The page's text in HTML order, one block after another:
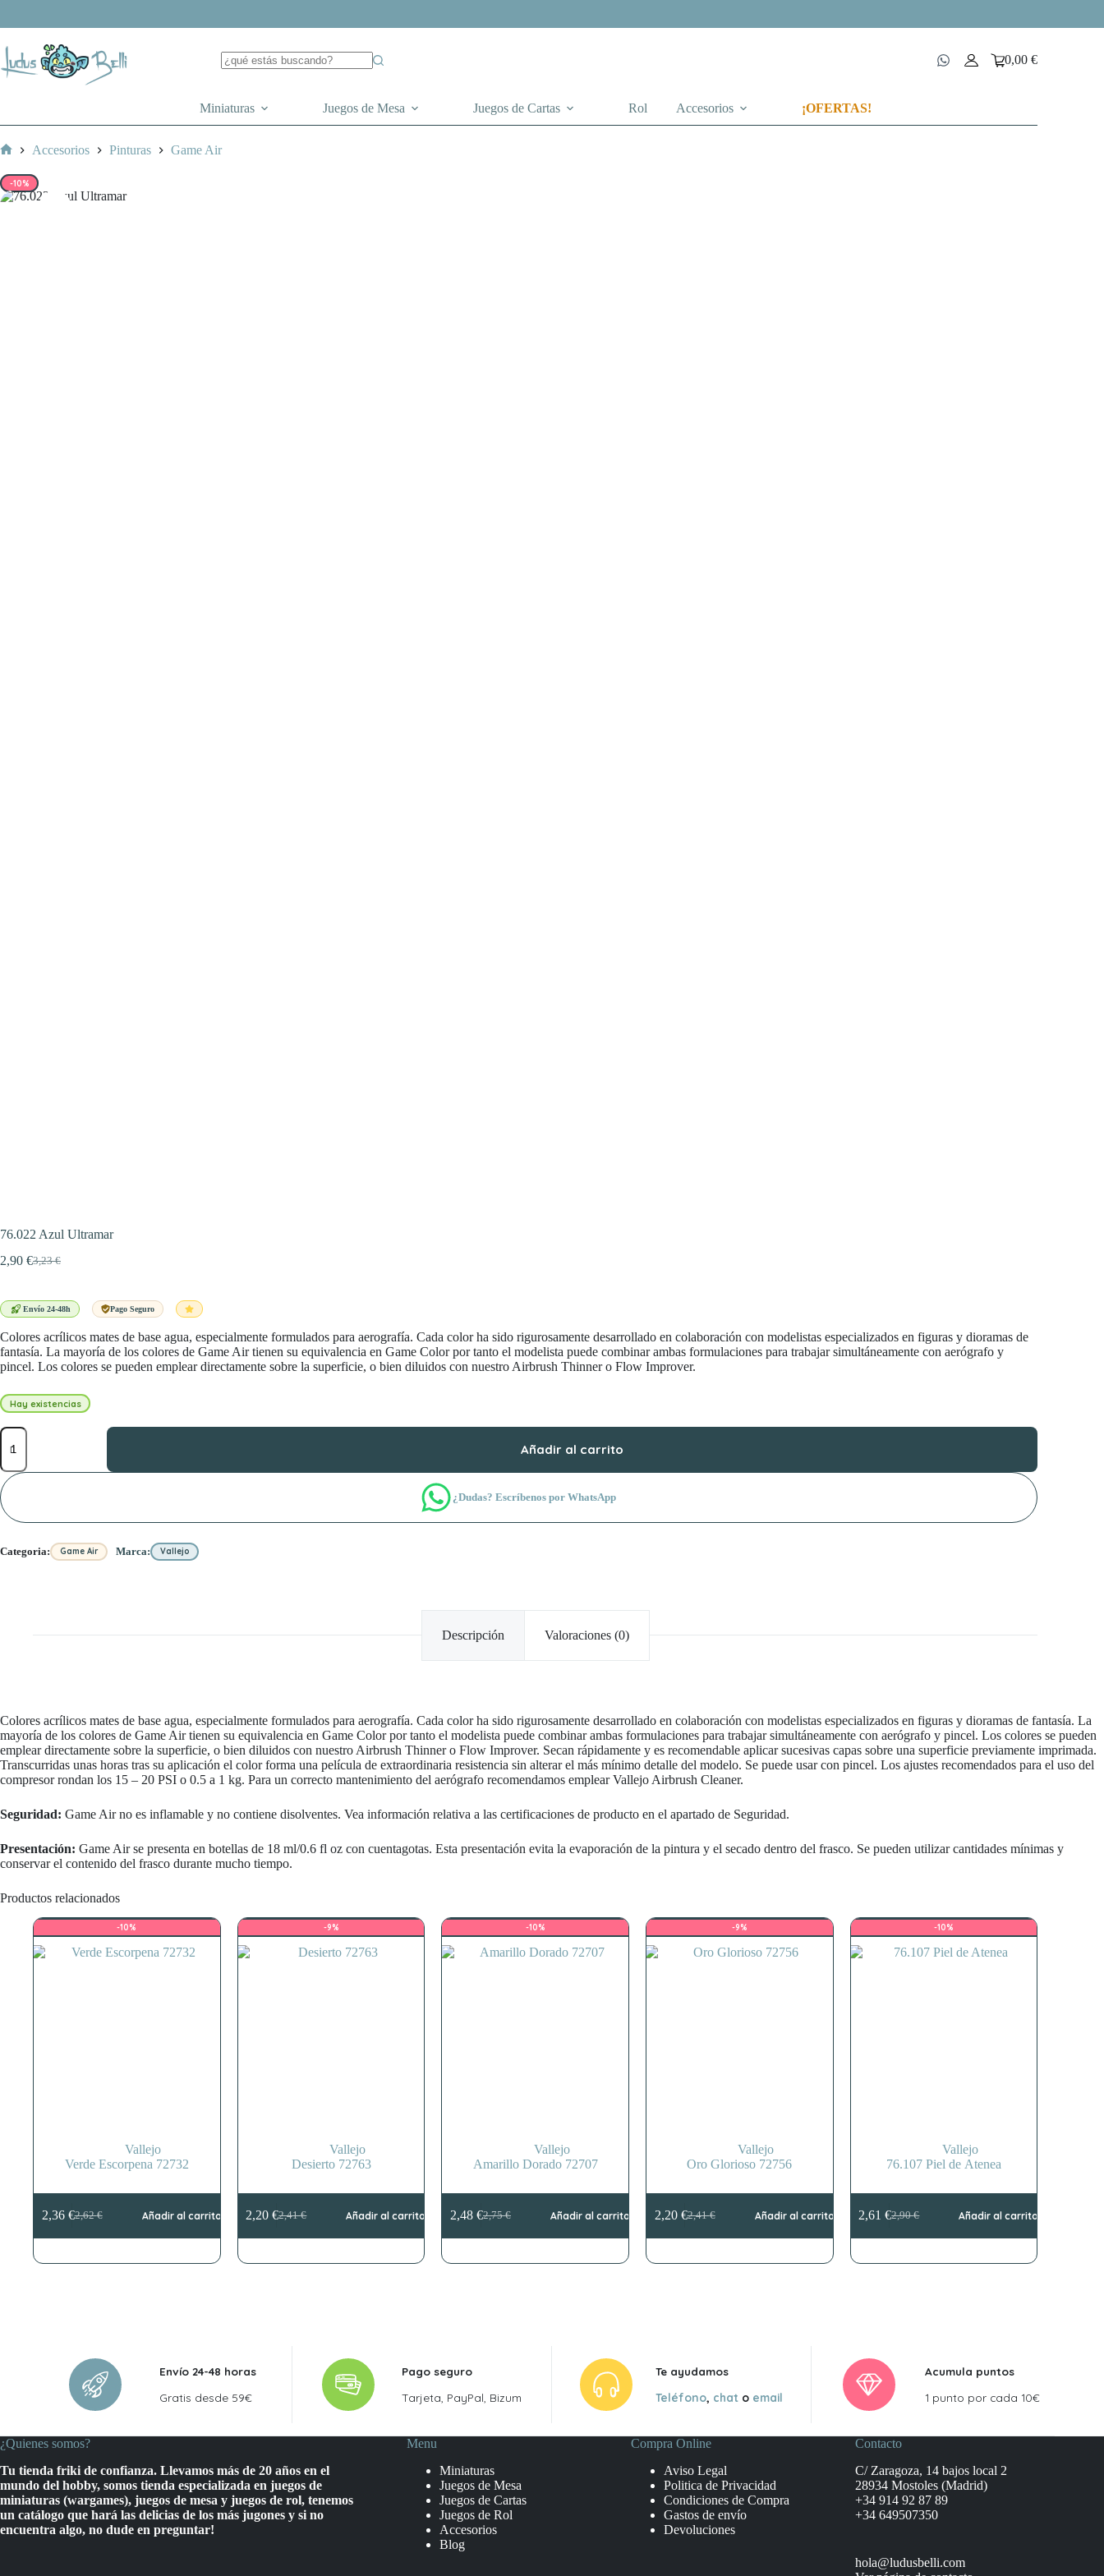
Carro
0,00€
Miniaturas Juegos de Mesa Juegos de Cartas Rol Accesorios ¡OFERTAS!
Accesorios Pinturas Game Air
-10%
76.022 Azul Ultramar
3,23€
El
era:
2,90 €El
es:
Envío 24-48h Pago Seguro
Colores acrílicos mates de base agua, especialmente formulados para aerografía. Cada color ha sido rigurosamente desarrollado en colaboración con modelistas especializados en figuras y dioramas de
fantasía. La mayoría de los colores de Game Air tienen su equivalencia en Game Color por tanto el modelista puede combinar ambas formulaciones para trabajar simultáneamente con aerógrafo y
pincel. Los colores se pueden emplear directamente sobre la superficie, o bien diluidos con nuestro Airbrush Thinner o Flow Improver.
Hay existencias
76.022
Azul
cantidad
Añadir al carrito
¿Dudas? Escríbenos por WhatsApp
Categoria: Game Air Marca: Vallejo
Descripción Valoraciones (0)
Colores acrílicos mates de base agua, especialmente formulados para aerografía. Cada color ha sido rigurosamente desarrollado en colaboración con modelistas especializados en figuras y dioramas de fantasía. La
mayoría de los colores de Game Air tienen su equivalencia en Game Color por tanto el modelista puede combinar ambas formulaciones para trabajar simultáneamente con aerógrafo y pincel. Los colores se pueden
emplear directamente sobre la superficie, o bien diluidos con nuestro Airbrush Thinner o Flow Improver. Secan rápidamente y es recomendable aplicar sucesivas capas sobre una superficie previamente imprimada.
Transcurridas unas horas tras su aplicación el color forma una película de extraordinaria resistencia sin alterar el más mínimo detalle del modelo. Se puede usar con pincel. Los ajustes recomendados para el uso del
compresor rondan los 15 – 20 PSI o 0.5 a 1 kg. Para un correcto mantenimiento del aerógrafo recomendamos emplear Vallejo Airbrush Cleaner.
Seguridad: Game Air no es inflamable y no contiene disolventes. Vea información relativa a las certificaciones de producto en el apartado de Seguridad.
Presentación: Game Air se presenta en botellas de 18 ml/0.6 fl oz con cuentagotas. Esta presentación evita la evaporación de la pintura y el secado dentro del frasco. Se pueden utilizar cantidades mínimas y
conservar el contenido del frasco durante mucho tiempo.
Productos relacionados
-10%
Vallejo
Verde Escorpena 72732
2,62€
El
precio
era:
2,36 €El
precio
es:
Añadir al carrito
-9%
Vallejo
Desierto 72763
2,41€
El
precio
era:
2,20€El
precio
es:
Añadir al carrito
-10%
Vallejo
Amarillo Dorado 72707
2,75€
El
precio
era:
2,48€El
precio
es:
Añadir al carrito
-9%
Vallejo
Oro Glorioso 72756
2,41€
El
precio
era:
2,20 €El
precio
es:
Añadir al carrito
-10%
Vallejo
76.107 Piel de Atenea
2,90€
El
precio
era:
2,61€El
precio
es:
Añadir al carrito
Envío 24-48 horas
Gratis desde 59€
Pago seguro
Tarjeta, PayPal, Bizum
Te ayudamos
Teléfono, chato email
Acumula puntos
1 punto por cada 10€
¿Quienes somos?
Tu tienda friki de confianza. Llevamos más de 20 años en el
mundo del hobby, somos tienda especializada en juegos de
miniaturas (wargames), juegos de mesa y juegos de rol, tenemos
un catálogo que hará las delicias de los más jugones y si no
encuentra algo, no dude en preguntar!
Menu
Miniaturas
Juegos de Mesa
Juegos de Cartas
Juegos de Rol
Accesorios
Blog
Compra Online
Aviso Legal
Politica de Privacidad
Condiciones de Compra
Gastos de envío
Devoluciones
Contacto
C/ Zaragoza, 14 bajos local 2
28934 Mostoles (Madrid)
+34 914 92 87 89
+34 649507350
hola@ludusbelli.com